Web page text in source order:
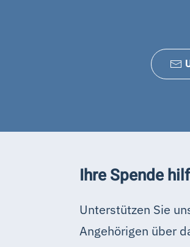
Ihre Spende
Unterstützen Sie
Angehörigen über